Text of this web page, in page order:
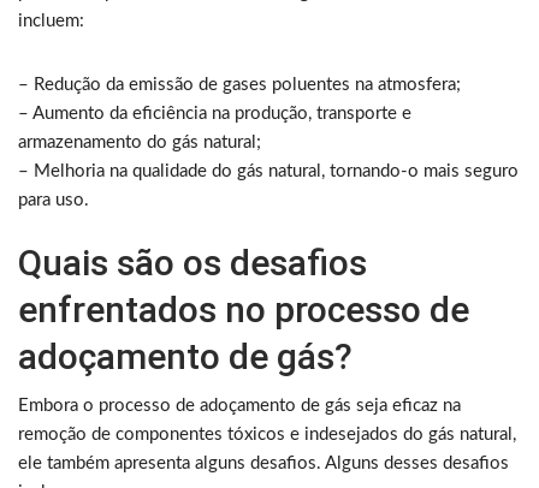
incluem:
– Redução da emissão de gases poluentes na atmosfera;
– Aumento da eficiência na produção, transporte e
armazenamento do gás natural;
– Melhoria na qualidade do gás natural, tornando-o mais seguro
para uso.
Quais são os desafios
enfrentados no processo de
adoçamento de gás?
Embora o processo de adoçamento de gás seja eficaz na
remoção de componentes tóxicos e indesejados do gás natural,
ele também apresenta alguns desafios. Alguns desses desafios